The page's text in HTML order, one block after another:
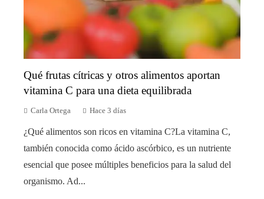
Qué frutas cítricas y otros alimentos aportan
vitamina C para una dieta equilibrada
Carla Ortega Hace 3 días
¿Qué alimentos son ricos en vitamina C?La vitamina C,
también conocida como ácido ascórbico, es un nutriente
esencial que posee múltiples beneficios para la salud del
organismo. Ad...